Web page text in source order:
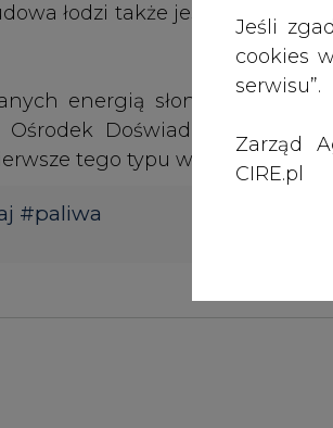
Jeśli
cookies
serwisu”.
Zarząd
CIRE.pl
łodzi także jest
energią słoneczną to
Doświadczalny
tego typu wydarzenie w tej
#paliwa